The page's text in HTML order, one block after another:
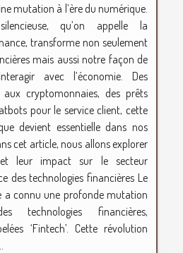
mutation à l’ère du numérique.
qu’on appelle la
transforme non seulement
mais aussi notre façon de
avec l’économie. Des
aux cryptomonnaies, des prêts
pour le service client, cette
devient essentielle dans nos
cet article, nous allons explorer
et leur impact sur le secteur
des technologies financières Le
a connu une profonde mutation
technologies financières,
‘Fintech’. Cette révolution